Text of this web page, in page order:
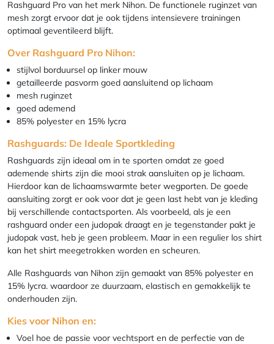
Rashguard Pro van het merk Nihon. De functionele ruginzet van
mesh zorgt ervoor dat je ook tijdens intensievere trainingen
optimaal geventileerd blijft.
Over Rashguard Pro Nihon:
stijlvol borduursel op linker mouw
getailleerde pasvorm goed aansluitend op lichaam
mesh ruginzet
goed ademend
85% polyester en 15% lycra
Rashguards: De Ideale Sportkleding
Rashguards zijn ideaal om in te sporten omdat ze goed
ademende shirts zijn die mooi strak aansluiten op je lichaam.
Hierdoor kan de lichaamswarmte beter wegporten. De goede
aansluiting zorgt er ook voor dat je geen last hebt van je kleding
bij verschillende contactsporten. Als voorbeeld, als je een
rashguard onder een judopak draagt en je tegenstander pakt je
judopak vast, heb je geen probleem. Maar in een regulier los shirt
kan het shirt meegetrokken worden en scheuren.
Alle Rashguards van Nihon zijn gemaakt van 85% polyester en
15% lycra. waardoor ze duurzaam, elastisch en gemakkelijk te
onderhouden zijn.
Kies voor Nihon en:
Voel hoe de passie voor vechtsport en de perfectie van de